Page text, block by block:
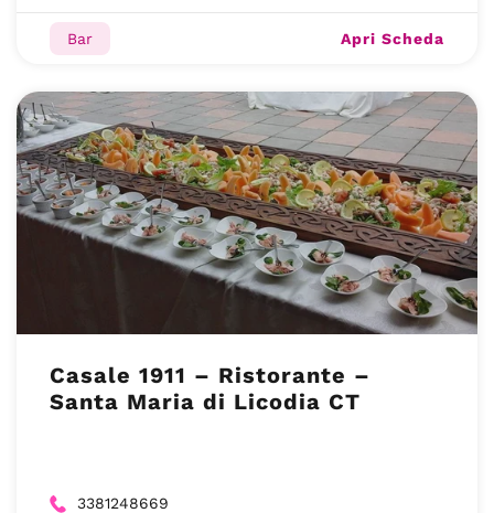
Bar Apri Scheda
Casale 1911 – Ristorante –
Santa Maria di Licodia CT
3381248669